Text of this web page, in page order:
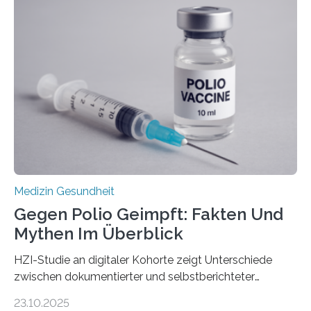
Dringend benötigt werden zielgerichtete Therapien, die
nur Tumorschwachstellen angreifen und normales
Gewebe verschonen. Forschende um Daniel Merk vom
Hertie-Institut für klinische Hirnforschung am
Universitätsklinikum Tübingen haben eine solche
Schwachstelle im Erbgut einer Untergruppe des
Medulloblastoms gefunden. Die Wilhelm Sander-
Stiftung unterstützte das Projekt…
Medizin Gesundheit
Gegen Polio Geimpft: Fakten Und
Mythen Im Überblick
HZI-Studie an digitaler Kohorte zeigt Unterschiede
zwischen dokumentierter und selbstberichteter
23.10.2025